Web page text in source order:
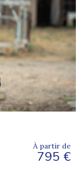
À partir de
795 €